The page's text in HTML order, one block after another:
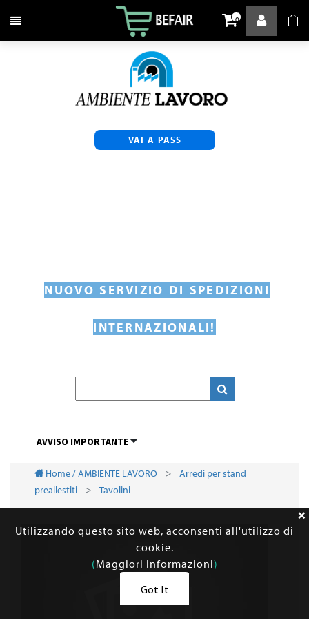
Attiva / disattiva la navigazione 0
VAI A PASS
NUOVO SERVIZIO DI SPEDIZIONI
INTERNAZIONALI!
AVVISO IMPORTANTE
Home / AMBIENTE LAVORO
Arredi per stand
preallestiti
Tavolini
Utilizzando questo sito web, acconsenti all'utilizzo di
cookie.
(Maggiori informazioni)
Got It